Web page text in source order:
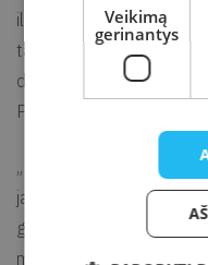
ilgametė pedagogė
tai draugiška ir veikli
daugybę fotografijos
Plungėje, Palangoje,
„Kai fotoaparatas
jaunystę ir kopi į
gyvenimo būdas, aistra,
mūsų visų“, – sako šią
Veikimą
gerinantys